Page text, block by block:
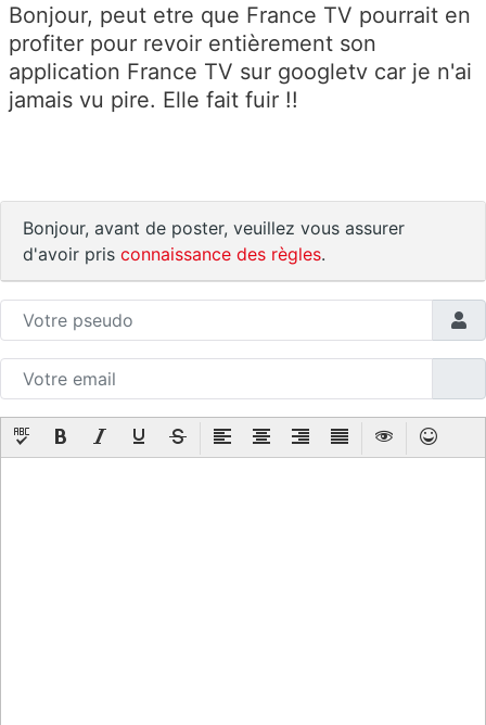
Bonjour, peut etre que France TV pourrait en
profiter pour revoir entièrement son
application France TV sur googletv car je n'ai
jamais vu pire. Elle fait fuir !!
Bonjour, avant de poster, veuillez vous assurer
d'avoir pris connaissance des règles.